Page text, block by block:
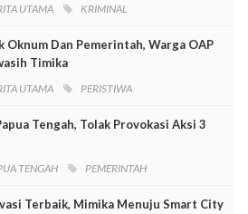
UTAMA KRIMINAL
Oknum Dan Pemerintah, Warga OAP
Timika
UTAMA PERISTIWA
Tengah, Tolak Provokasi Aksi 3
TENGAH PEMERINTAH
Terbaik, Mimika Menuju Smart City